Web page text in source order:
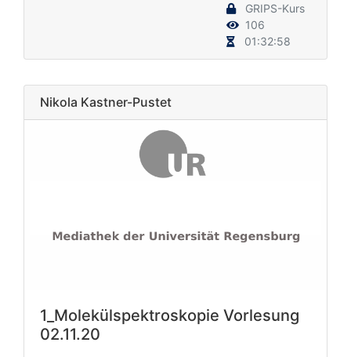
GRIPS-Kurs
106
01:32:58
Nikola Kastner-Pustet
1_Molekülspektroskopie Vorlesung
02.11.20